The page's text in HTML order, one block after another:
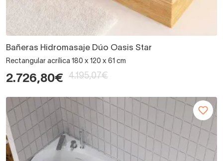
Bañeras Hidromasaje Dúo Oasis Star
Rectangular acrílica 180 x 120 x 61 cm
2.726,80€ 4.195,07€